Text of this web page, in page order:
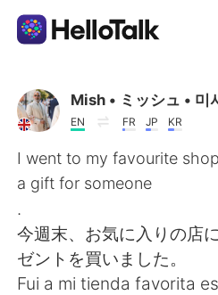
語言交換應用
AI Grammar Checker
繁體中文
English 简体中文
Mish • ミッシュ • 미
EN FR JP KR
I went to my favourite
a gift for someone
.
今週末、お気に入りの店
ゼントを買いました。
Fui a mi tienda favorita